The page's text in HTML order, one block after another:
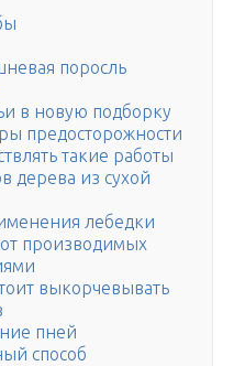
поросль
в новую подборку
предосторожности
такие работы
дерева из сухой
лебедки
производимых
выкорчевывать
пней
способ